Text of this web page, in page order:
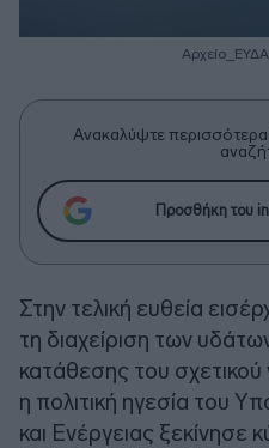
Ανακαλύψτε
Προσθήκη του
Στην τελική ευθεία
τη διαχείριση των
κατάθεσης του
η πολιτική ηγεσία του
και Ενέργειας